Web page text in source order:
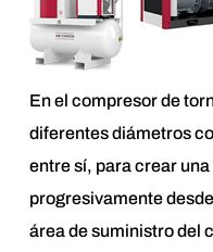
En el compresor de
diferentes diámetros
entre sí, para crear
progresivamente
área de suministro del